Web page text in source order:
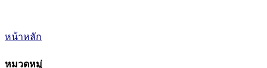
หน้าหลัก
หมวดหมู่